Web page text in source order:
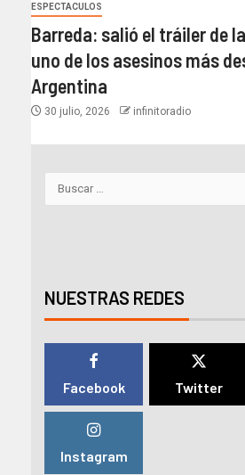
ESPECTACULOS
Barreda: salió el tráiler de
uno de los asesinos más
Argentina
30 julio, 2026 infinitoradio
NUESTRAS REDES
Facebook Twitter
Instagram